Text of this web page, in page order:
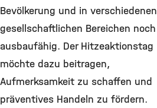
Bevölkerung und in verschiedenen
gesellschaftlichen Bereichen noch
ausbaufähig. Der Hitzeaktionstag
möchte dazu beitragen,
Aufmerksamkeit zu schaffen und
präventives Handeln zu fördern.